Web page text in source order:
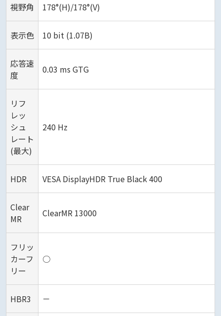
視野角 178°(H)/178°(V)
表示色 10 bit (1.07B)
応答速
度
0.03 ms GTG
リフ
レッ
シュ
レート
(最大)
240 Hz
HDR VESA DisplayHDR True Black 400
Clear
MR
ClearMR 13000
フリッ
カーフ
リー
○
HBR3 －